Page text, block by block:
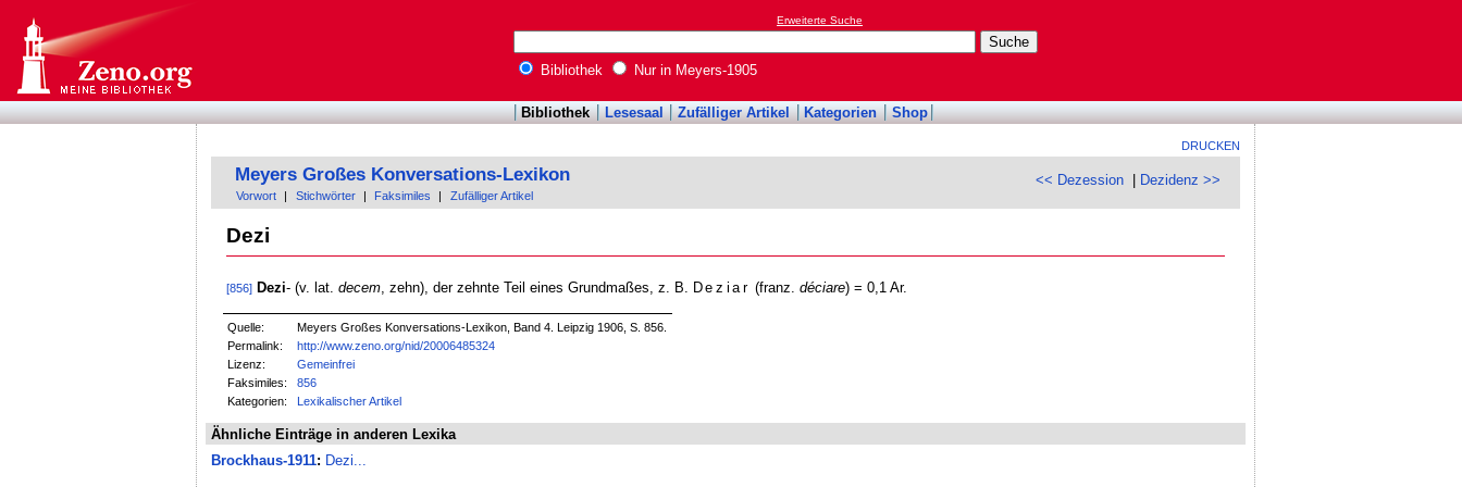
Erweiterte Suche
Bibliothek Nur in Meyers-1905
Bibliothek Lesesaal Zufälliger Artikel Kategorien Shop
DRUCKEN
<< Dezession Dezidenz >>
Meyers Großes Konversations-Lexikon
Vorwort Stichwörter Faksimiles Zufälliger Artikel
Dezi
[856] Dezi- (v. lat. decem, zehn), der zehnte Teil eines Grundmaßes, z. B. Deziar (franz. déciare) = 0,1 Ar.
Quelle:
Meyers Großes Konversations-Lexikon, Band 4. Leipzig 1906, S. 856.
Permalink:
http://www.zeno.org/nid/20006485324
Lizenz:
Gemeinfrei
Faksimiles:
856
Kategorien:
Lexikalischer Artikel
Ähnliche Einträge in anderen Lexika
Brockhaus-1911: Dezi...